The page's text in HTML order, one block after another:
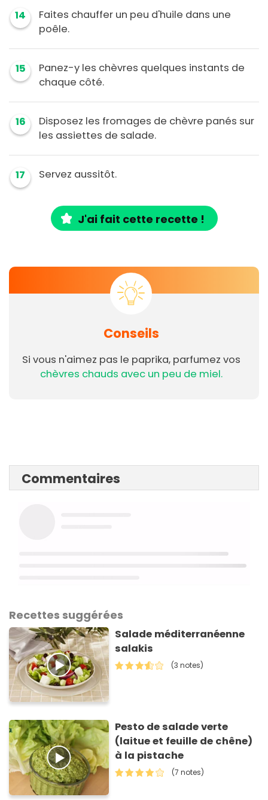
14
Faites chauffer un peu d'huile dans une
poêle.
15
Panez-y les chèvres quelques instants de
chaque côté.
16
Disposez les fromages de chèvre panés sur
les assiettes de salade.
17 Servez aussitôt.
J'ai fait cette recette !
Conseils
Si vous n'aimez pas le paprika, parfumez vos
chèvres chauds avec un peu de miel.
Commentaires
Recettes suggérées
Salade méditerranéenne
salakis
(3 notes)
Pesto de salade verte
(laitue et feuille de chêne)
à la pistache
(7 notes)